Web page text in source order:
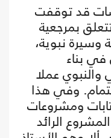
قد توقفت
بمرجعية
وسيرة نبوية،
بناء
والنبوي عملا
وفي هذا
ومشروعات
الرائد